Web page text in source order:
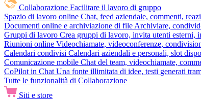
Collaborazione Facilitare il lavoro di gruppo
Spazio di lavoro online Chat, feed aziendale, commenti,
Documenti online e archiviazione di file Archiviare,
Gruppi di lavoro Crea gruppi di lavoro, invita utenti esterni,
Riunioni online Videochiamate, videoconferenze,
Calendari condivisi Calendari aziendali e personali, slot
Comunicazione mobile Chat del team, videochiamate,
CoPilot in Chat Una fonte illimitata di idee, testi generati
Tutte le funzionalità di Collaborazione
Siti e store